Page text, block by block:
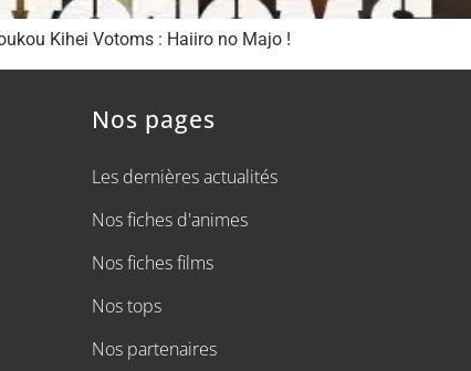
Kihei Votoms : Haiiro no Majo !
Nos pages
Les dernières actualités
Nos fiches d'animes
Nos fiches films
Nos tops
Nos partenaires